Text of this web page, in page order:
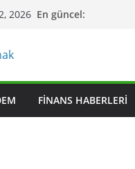
2026 En güncel:
FINANS HABERLERI